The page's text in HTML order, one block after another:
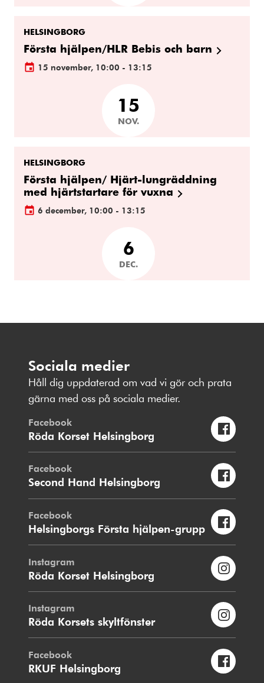
HELSINGBORG
Första hjälpen/HLR Bebis och barn
15 november, 10:00 - 13:15
15
NOV.
HELSINGBORG
Första hjälpen/ Hjärt-lungräddning
med hjärtstartare för vuxna
6 december, 10:00 - 13:15
6
DEC.
Sociala medier
Håll dig uppdaterad om vad vi gör och prata
gärna med oss på sociala medier.
Facebook
Röda Korset Helsingborg
Facebook
Second Hand Helsingborg
Facebook
Helsingborgs Första hjälpen-grupp
Instagram
Röda Korset Helsingborg
Instagram
Röda Korsets skyltfönster
Facebook
RKUF Helsingborg